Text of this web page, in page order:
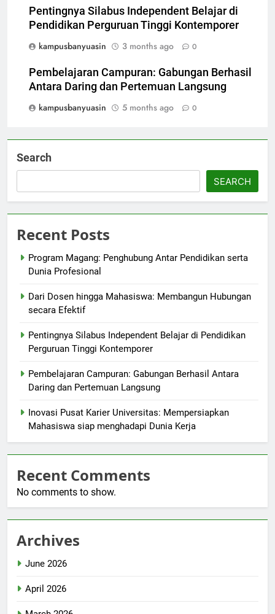
Pentingnya Silabus Independent Belajar di
Pendidikan Perguruan Tinggi Kontemporer
kampusbanyuasin
3 months ago 0
Pembelajaran Campuran: Gabungan Berhasil
Antara Daring dan Pertemuan Langsung
kampusbanyuasin
5 months ago 0
Search
SEARCH
Recent Posts
Program Magang: Penghubung Antar Pendidikan serta
Dunia Profesional
Dari Dosen hingga Mahasiswa: Membangun Hubungan
secara Efektif
Pentingnya Silabus Independent Belajar di Pendidikan
Perguruan Tinggi Kontemporer
Pembelajaran Campuran: Gabungan Berhasil Antara
Daring dan Pertemuan Langsung
Inovasi Pusat Karier Universitas: Mempersiapkan
Mahasiswa siap menghadapi Dunia Kerja
Recent Comments
No comments to show.
Archives
June 2026
April 2026